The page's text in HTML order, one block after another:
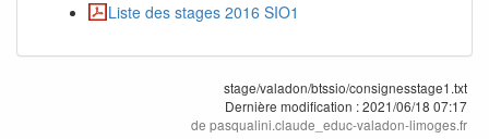
Liste des stages 2016 SIO1
stage/valadon/btssio/consignesstage1.txt
Dernière modification :2021/06/18 07:17
de pasqualini.claude_educ-valadon-limoges.fr